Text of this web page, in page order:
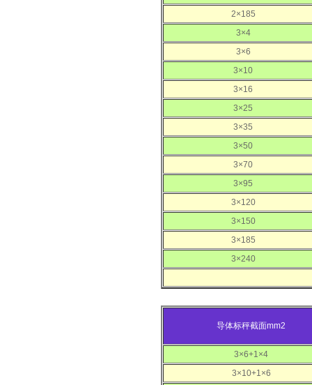
2×185
3×4
3×6
3×10
3×16
3×25
3×35
3×50
3×70
3×95
3×120
3×150
3×185
3×240
导体标秤截面mm2
3×6+1×4
3×10+1×6